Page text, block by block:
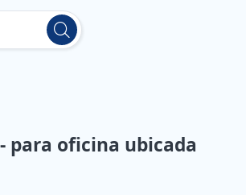
para oficina ubicada